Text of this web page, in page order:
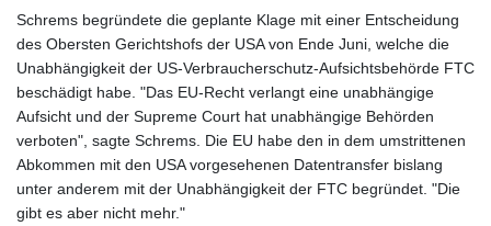
Schrems begründete die geplante Klage mit einer Entscheidung
des Obersten Gerichtshofs der USA von Ende Juni, welche die
Unabhängigkeit der US-Verbraucherschutz-Aufsichtsbehörde FTC
beschädigt habe. "Das EU-Recht verlangt eine unabhängige
Aufsicht und der Supreme Court hat unabhängige Behörden
verboten", sagte Schrems. Die EU habe den in dem umstrittenen
Abkommen mit den USA vorgesehenen Datentransfer bislang
unter anderem mit der Unabhängigkeit der FTC begründet. "Die
gibt es aber nicht mehr."